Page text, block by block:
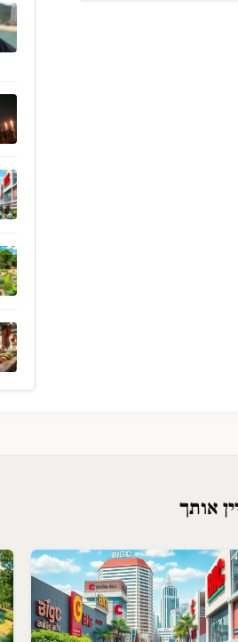
אותך